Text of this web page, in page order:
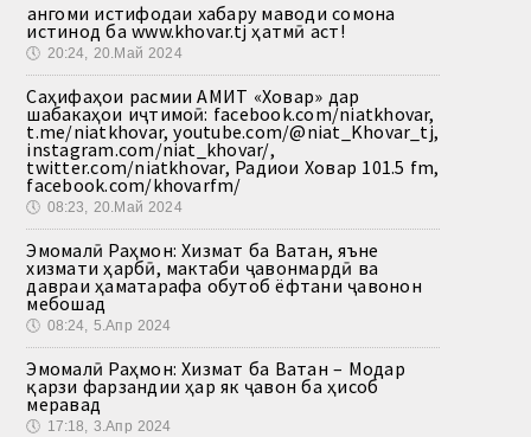
Ҳангоми истифодаи хабару маводи сомона
истинод ба www.khovar.tj ҳатмӣ аст!
🕔 20:24, 20.Май 2024
Саҳифаҳои расмии АМИТ «Ховар» дар
шабакаҳои иҷтимоӣ: facebook.com/niatkhovar,
t.me/niatkhovar, youtube.com/@niat_Khovar_tj,
instagram.com/niat_khovar/,
twitter.com/niatkhovar, Радиои Ховар 101.5 fm,
facebook.com/khovarfm/
🕔 08:23, 20.Май 2024
Эмомалӣ Раҳмон: Хизмат ба Ватан, яъне
хизмати ҳарбӣ, мактаби ҷавонмардӣ ва
давраи ҳаматарафа обутоб ёфтани ҷавонон
мебошад
🕔 08:24, 5.Апр 2024
Эмомалӣ Раҳмон: Хизмат ба Ватан – Модар
қарзи фарзандии ҳар як ҷавон ба ҳисоб
меравад
🕔 17:18, 3.Апр 2024